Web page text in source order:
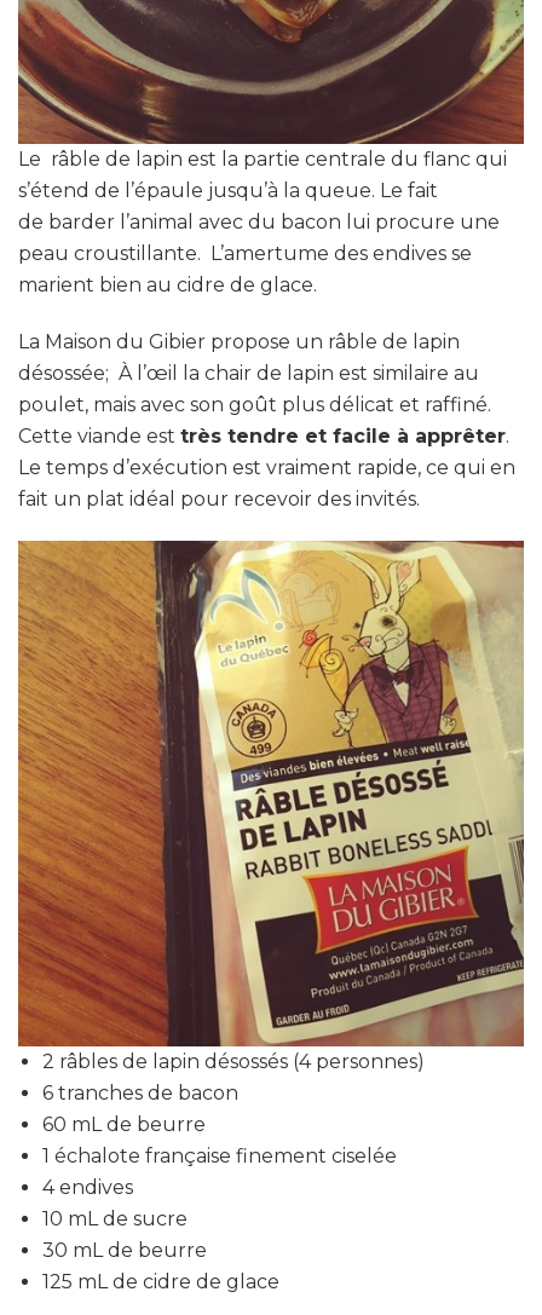
Le râble de lapin est la partie centrale du flanc qui
s’étend de l’épaule jusqu’à la queue. Le fait
de barder l’animal avec du bacon lui procure une
peau croustillante. L’amertume des endives se
marient bien au cidre de glace.
La Maison du Gibier propose un râble de lapin
désossée; À l’œil la chair de lapin est similaire au
poulet, mais avec son goût plus délicat et raffiné.
Cette viande est très tendre et facile à apprêter.
Le temps d’exécution est vraiment rapide, ce qui en
fait un plat idéal pour recevoir des invités.
2 râbles de lapin désossés (4 personnes)
6 tranches de bacon
60 mL de beurre
1 échalote française finement ciselée
4 endives
10 mL de sucre
30 mL de beurre
125 mL de cidre de glace